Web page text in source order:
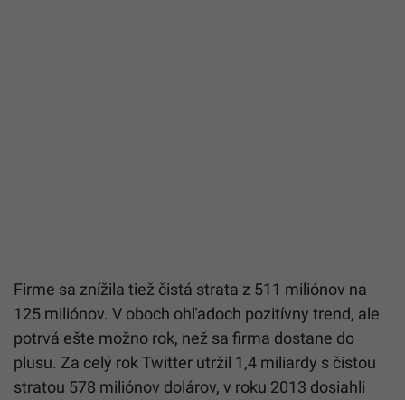
Firme sa znížila tiež čistá strata z 511 miliónov na
125 miliónov. V oboch ohľadoch pozitívny trend, ale
potrvá ešte možno rok, než sa firma dostane do
plusu. Za celý rok Twitter utržil 1,4 miliardy s čistou
stratou 578 miliónov dolárov, v roku 2013 dosiahli